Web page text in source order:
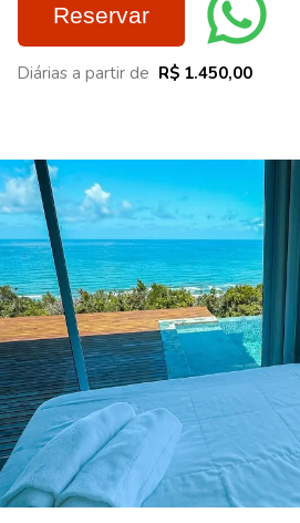
Reservar
Diárias a partir de R$ 1.450,00